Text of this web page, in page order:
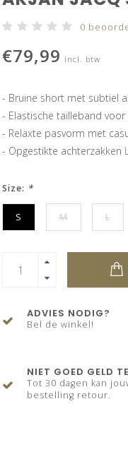
0
€79,99 Incl. btw
- Bruine short met subtiel
- Elastische tailleband
- Relaxte pasvorm met
- Opgestikte achterzakken
Size: *
S M L
ADVIES NODIG?
Bel de winkel!
NIET GOED GELD
Tot 30 dagen kan
bestelling retour.